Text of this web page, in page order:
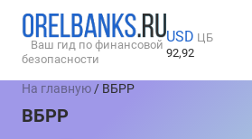
Ваш гид по финансовой
безопасности
USD ЦБ
92,92
На главную / ВБРР
ВБРР